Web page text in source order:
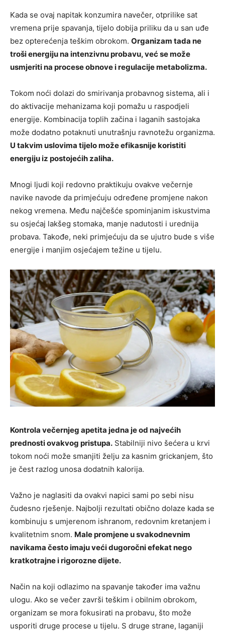
Kada se ovaj napitak konzumira navečer, otprilike sat
vremena prije spavanja, tijelo dobija priliku da u san uđe
bez opterećenja teškim obrokom. Organizam tada ne
troši energiju na intenzivnu probavu, već se može
usmjeriti na procese obnove i regulacije metabolizma.
Tokom noći dolazi do smirivanja probavnog sistema, ali i
do aktivacije mehanizama koji pomažu u raspodjeli
energije. Kombinacija toplih začina i laganih sastojaka
može dodatno potaknuti unutrašnju ravnotežu organizma.
U takvim uslovima tijelo može efikasnije koristiti
energiju iz postojećih zaliha.
Mnogi ljudi koji redovno praktikuju ovakve večernje
navike navode da primjećuju određene promjene nakon
nekog vremena. Među najčešće spominjanim iskustvima
su osjećaj lakšeg stomaka, manje nadutosti i urednija
probava. Takođe, neki primjećuju da se ujutro bude s više
energije i manjim osjećajem težine u tijelu.
Kontrola večernjeg apetita jedna je od najvećih
prednosti ovakvog pristupa. Stabilniji nivo šećera u krvi
tokom noći može smanjiti želju za kasnim grickanjem, što
je čest razlog unosa dodatnih kalorija.
Važno je naglasiti da ovakvi napici sami po sebi nisu
čudesno rješenje. Najbolji rezultati obično dolaze kada se
kombinuju s umjerenom ishranom, redovnim kretanjem i
kvalitetnim snom. Male promjene u svakodnevnim
navikama često imaju veći dugoročni efekat nego
kratkotrajne i rigorozne dijete.
Način na koji odlazimo na spavanje također ima važnu
ulogu. Ako se večer završi teškim i obilnim obrokom,
organizam se mora fokusirati na probavu, što može
usporiti druge procese u tijelu. S druge strane, laganiji